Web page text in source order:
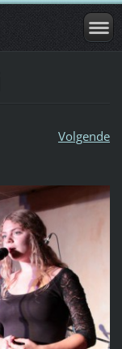
Volgende